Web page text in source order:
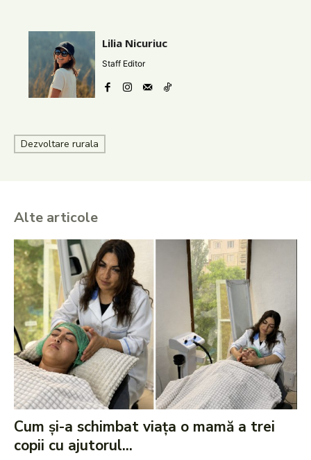
Lilia Nicuriuc
Staff Editor
Dezvoltare rurala
Alte articole
Cum și-a schimbat viața o mamă a trei
copii cu ajutorul...